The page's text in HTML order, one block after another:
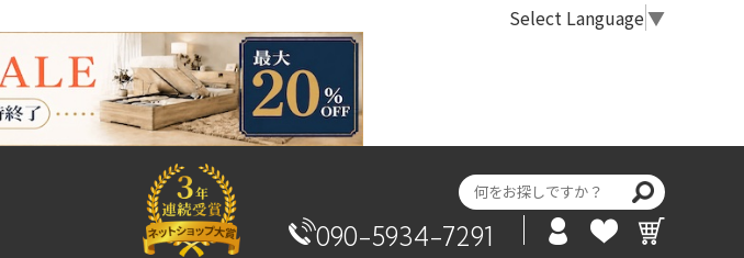
Select Language▼
090-5934-7291